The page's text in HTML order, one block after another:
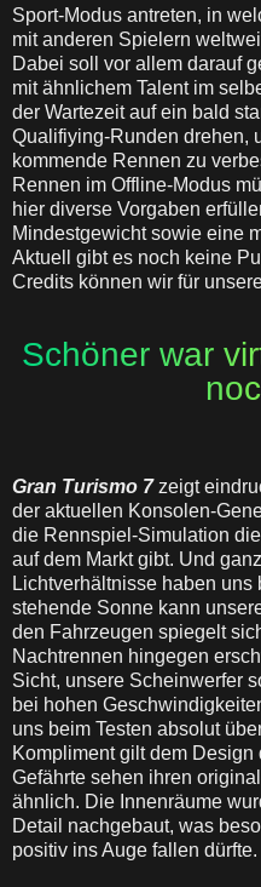
Sport-Modus antreten, in
mit anderen Spielern
Dabei soll vor allem darauf
mit ähnlichem Talent im
der Wartezeit auf ein bald
Qualifiying-Runden drehen,
kommende Rennen zu
Rennen im Offline-Modus
hier diverse Vorgaben
Mindestgewicht sowie eine
Aktuell gibt es noch keine
Credits können wir für
Schöner war
Gran Turismo 7 zeigt
der aktuellen Konsolen-
die Rennspiel-Simulation
auf dem Markt gibt. Und
Lichtverhältnisse haben
stehende Sonne kann
den Fahrzeugen spiegelt
Nachtrennen hingegen
Sicht, unsere Scheinwerfer
bei hohen
uns beim Testen absolut
Kompliment gilt dem
Gefährte sehen ihren
ähnlich. Die Innenräume
Detail nachgebaut, was
positiv ins Auge fallen dürfte.